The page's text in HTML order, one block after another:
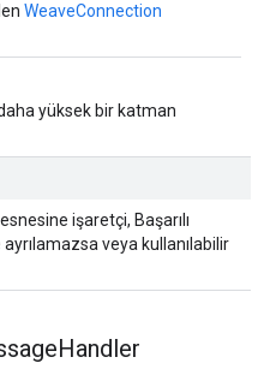
WeaveConnection
yüksek bir katman
işaretçi, Başarılı
veya kullanılabilir
Handler